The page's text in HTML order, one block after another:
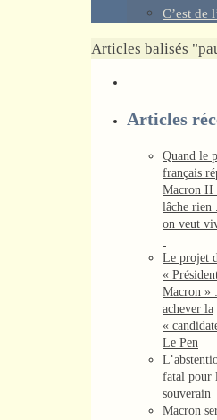
C’est de
Home
Articles balisés
Articles
Quand le
français
Macron II
lâche rien
on veut
Le projet
«
Macron »
achever la
«
Le Pen
fatal pour
souverain
Macron